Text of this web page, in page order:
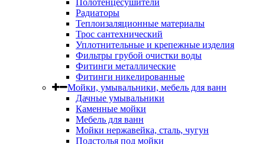
Полотенцесушители
Радиаторы
Теплоизаляционные материалы
Трос сантехнический
Уплотнительные и крепежные изделия
Фильтры грубой очистки воды
Фитинги металлические
Фитинги никелированные
Мойки, умывальники, мебель для ванн
Дачные умывальники
Каменные мойки
Мебель для ванн
Мойки нержавейка, сталь, чугун
Подстолья под мойки